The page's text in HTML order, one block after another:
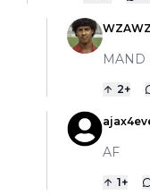
MAND
2+
AF
1+